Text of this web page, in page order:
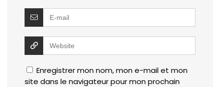
Enregistrer mon nom, mon e-mail et mon
site dans le navigateur pour mon prochain